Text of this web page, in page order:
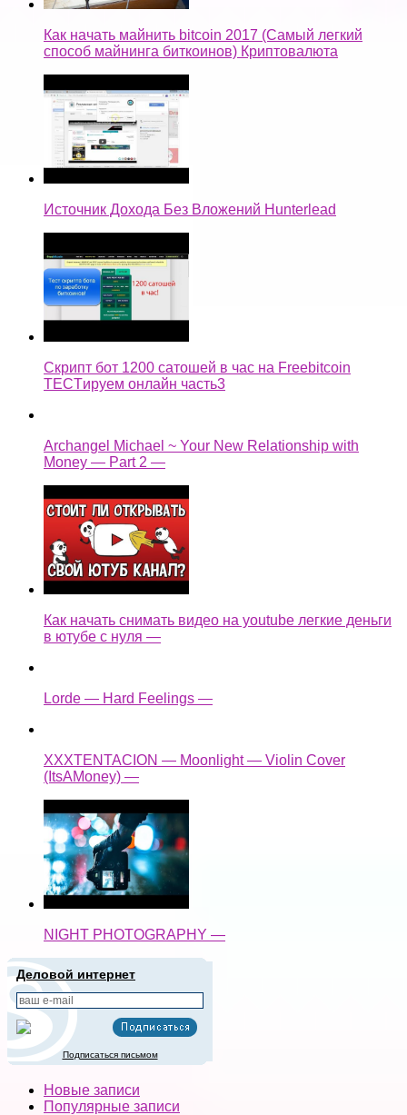
Как начать майнить bitcoin 2017 (Самый легкий
способ майнинга биткоинов) Криптовалюта
Источник Дохода Без Вложений Hunterlead
Скрипт бот 1200 сатошей в час на Freebitcoin
TECTируем онлайн часть3
Archangel Michael ~ Your New Relationship with
Money — Part 2 —
Как начать снимать видео на youtube легкие деньги
в ютубе с нуля —
Lorde — Hard Feelings —
XXXTENTACION — Moonlight — Violin Cover
(ItsAMoney) —
NIGHT PHOTOGRAPHY —
Деловой интернет
Подписаться письмом
Новые записи
Популярные записи